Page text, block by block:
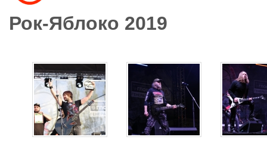
Рок-Яблоко 2019